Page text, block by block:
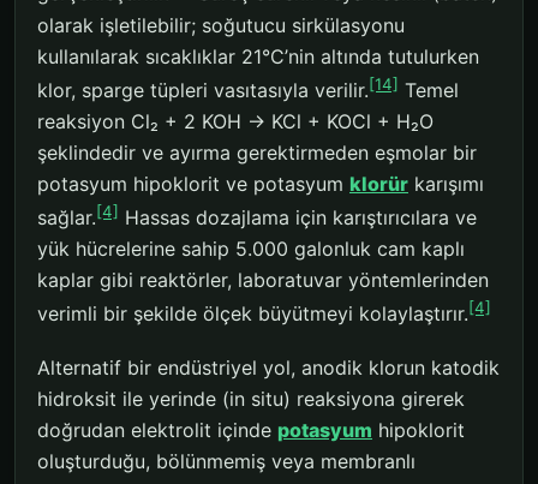
olarak işletilebilir; soğutucu sirkülasyonu
kullanılarak sıcaklıklar 21°C’nin altında tutulurken
klor, sparge tüpleri vasıtasıyla verilir.[14] Temel
reaksiyon Cl₂ + 2 KOH → KCl + KOCl + H₂O
şeklindedir ve ayırma gerektirmeden eşmolar bir
potasyum hipoklorit ve potasyum klorür karışımı
sağlar.[4] Hassas dozajlama için karıştırıcılara ve
yük hücrelerine sahip 5.000 galonluk cam kaplı
kaplar gibi reaktörler, laboratuvar yöntemlerinden
verimli bir şekilde ölçek büyütmeyi kolaylaştırır.[4]
Alternatif bir endüstriyel yol, anodik klorun katodik
hidroksit ile yerinde (in situ) reaksiyona girerek
doğrudan elektrolit içinde potasyum hipoklorit
oluşturduğu, bölünmemiş veya membranlı